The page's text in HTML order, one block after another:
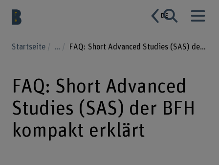
DE
Startseite ... FAQ: Short Advanced Studies (SAS) der BFH kompakt erklärt
FAQ: Short Advanced
Studies (SAS) der BFH
kompakt erklärt